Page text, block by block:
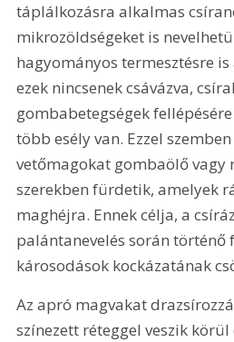
táplálkozásra alkalmas
mikrozöldségeket is
hagyományos termesztésre
ezek nincsenek csávázva,
gombabetegségek
több esély van. Ezzel
vetőmagokat gombaölő vagy
szerekben fürdetik, amelyek
maghéjra. Ennek célja, a
palántanevelés során történő
károsodások kockázatának
Az apró magvakat
színezett réteggel veszik körül